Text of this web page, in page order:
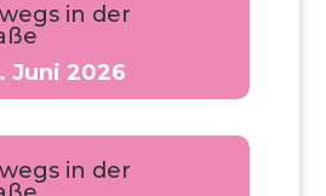
in der
Juni 2026
in der